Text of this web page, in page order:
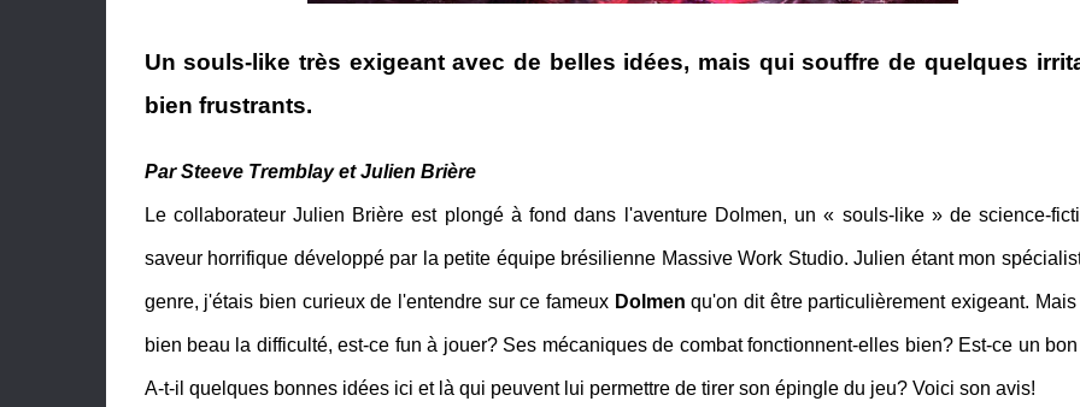
Un souls-like très exigeant avec de belles idées, mais qui souffre de quelques
bien frustrants.
Par Steeve Tremblay et Julien Brière
Le collaborateur Julien Brière est plongé à fond dans l'aventure Dolmen, un « souls-like » de science-
saveur horrifique développé par la petite équipe brésilienne Massive Work Studio. Julien étant mon
genre, j'étais bien curieux de l'entendre sur ce fameux Dolmen qu'on dit être particulièrement exigeant. Mais
bien beau la difficulté, est-ce fun à jouer? Ses mécaniques de combat fonctionnent-elles bien? Est-ce un
A-t-il quelques bonnes idées ici et là qui peuvent lui permettre de tirer son épingle du jeu? Voici son avis!